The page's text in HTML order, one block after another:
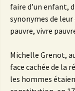
faire d’un enfant,
synonymes de
pauvre, vivre
Michelle Grenot,
face cachée de la
les hommes